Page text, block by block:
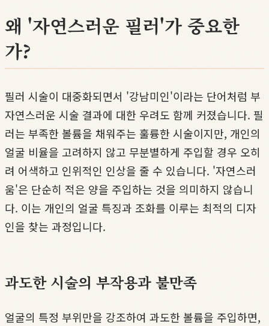
왜 '자연스러운 필러'가 중요한
가?
필러 시술이 대중화되면서 '강남미인'이라는 단어처럼 부
자연스러운 시술 결과에 대한 우려도 함께 커졌습니다. 필
러는 부족한 볼륨을 채워주는 훌륭한 시술이지만, 개인의
얼굴 비율을 고려하지 않고 무분별하게 주입할 경우 오히
려 어색하고 인위적인 인상을 줄 수 있습니다. '자연스러
움'은 단순히 적은 양을 주입하는 것을 의미하지 않습니
다. 이는 개인의 얼굴 특징과 조화를 이루는 최적의 디자
인을 찾는 과정입니다.
과도한 시술의 부작용과 불만족
얼굴의 특정 부위만을 강조하여 과도한 볼륨을 주입하면,